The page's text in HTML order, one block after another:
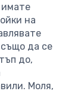
имате
на
да се
до,
Моля,